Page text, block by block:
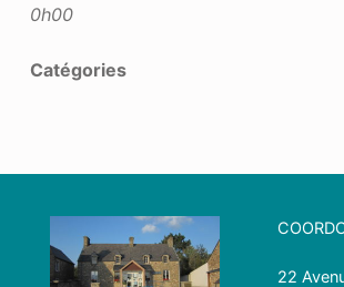
0h00
Catégories
22